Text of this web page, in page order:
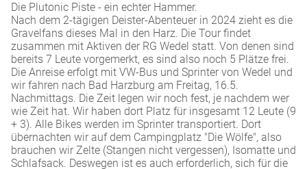
Die Plutonic Piste - ein echter Hammer.
Nach dem 2-tägigen Deister-Abenteuer in 2024 zieht es die
Gravelfans dieses Mal in den Harz. Die Tour findet
zusammen mit Aktiven der RG Wedel statt. Von denen sind
bereits 7 Leute vorgemerkt, es sind also noch 5 Plätze frei.
Die Anreise erfolgt mit VW-Bus und Sprinter von Wedel und
wir fahren nach Bad Harzburg am Freitag, 16.5.
Nachmittags. Die Zeit legen wir noch fest, je nachdem wer
wie Zeit hat. Wir haben dort Platz für insgesamt 12 Leute (9
+ 3). Alle Bikes werden im Sprinter transportiert. Dort
übernachten wir auf dem Campingplatz "Die Wölfe", also
brauchen wir Zelte (Stangen nicht vergessen), Isomatte und
Schlafsack. Deswegen ist es auch erforderlich, sich für die